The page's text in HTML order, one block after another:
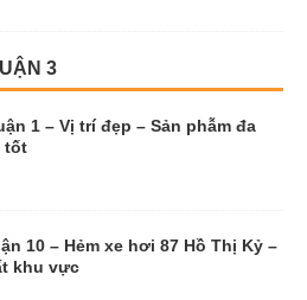
3
1 – Vị trí đẹp – Sản phẫm đa
tốt
10 – Hẻm xe hơi 87 Hồ Thị Kỷ –
khu vực